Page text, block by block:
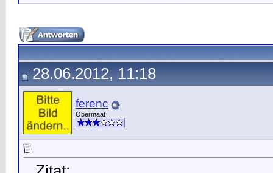
28.06.2012, 11:18
ferenc
Obermaat